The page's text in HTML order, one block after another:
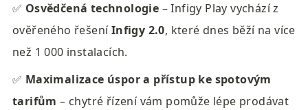
✅ Osvědčená technologie – Infigy Play vychází z
ověřeného řešení Infigy 2.0, které dnes běží na více
než 1 000 instalacích.
✅ Maximalizace úspor a přístup ke spotovým
tarifům – chytré řízení vám pomůže lépe prodávat